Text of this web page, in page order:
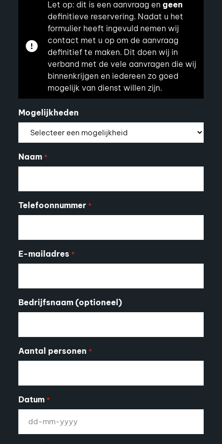
Let op: dit is een aanvraag engeen
definitieve reservering. Nadat u het
formulier heeft ingevuld nemen wij
contact met u op om de aanvraag
definitief te maken. Dit doen wij in
verband met de vele aanvragen die wij
binnenkrijgen en iedereen zo goed
mogelijk van dienst willen zijn.
Mogelijkheden
Naam *
Telefoonnummer *
E-mailadres *
Bedrijfsnaam (optioneel)
Aantal personen *
Datum *
DD